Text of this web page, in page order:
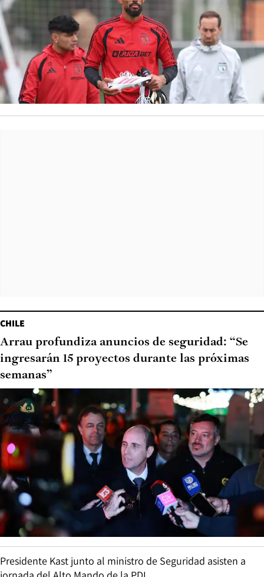
CHILE
Arrau profundiza anuncios de seguridad: “Se
ingresarán 15 proyectos durante las próximas
semanas”
Presidente Kast junto al ministro de Seguridad asisten a